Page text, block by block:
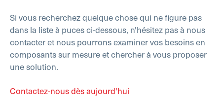
Si vous recherchez quelque chose qui ne figure pas
dans la liste à puces ci-dessous, n'hésitez pas à nous
contacter et nous pourrons examiner vos besoins en
composants sur mesure et chercher à vous proposer
une solution.
Contactez-nous dès aujourd'hui